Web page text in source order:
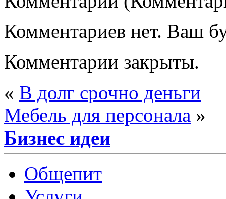
Комментариев нет. Ваш
Комментарии закрыты.
« В долг срочно деньги
Мебель для персонала »
Бизнес идеи
Общепит